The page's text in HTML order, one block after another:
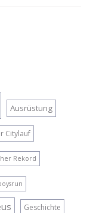
Ausrüstung
Citylauf
Rekord
Geschichte